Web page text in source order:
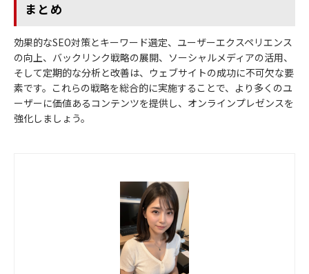
まとめ
効果的なSEO対策とキーワード選定、ユーザーエクスペリエンス
の向上、バックリンク戦略の展開、ソーシャルメディアの活用、
そして定期的な分析と改善は、ウェブサイトの成功に不可欠な要
素です。これらの戦略を総合的に実施することで、より多くのユ
ーザーに価値あるコンテンツを提供し、オンラインプレゼンスを
強化しましょう。